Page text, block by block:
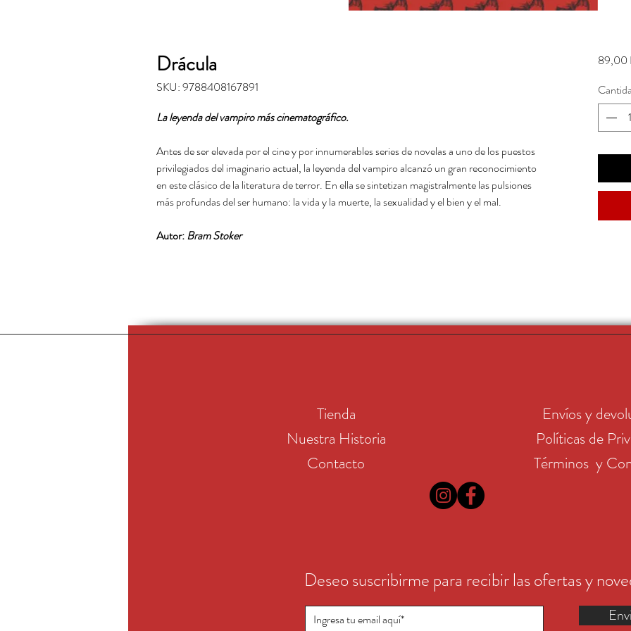
Drácula
SKU: 9788408167891
La leyenda del vampiro más cinematográfico.
Antes de ser elevada por el cine y por innumerables series de novelas a uno de los puestos
privilegiados del imaginario actual, la leyenda del vampiro alcanzó un gran reconocimiento
en este clásico de la literatura de terror. En ella se sintetizan magistralmente las pulsiones
más profundas del ser humano: la vida y la muerte, la sexualidad y el bien y el mal.
Autor:Bram Stoker
89,00
Tienda
Nuestra Historia
Contacto
Envíos y
Políticas de
Términos y
Deseo suscribirme para recibir las ofertas y